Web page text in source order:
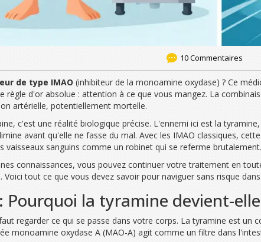
10 Commentaires
de type IMAO (inhibiteur de la monoamine oxydase) ? Ce
règle d'or absolue : attention à ce que vous mangez. La
artérielle, potentiellement mortelle.
c'est une réalité biologique précise. L'ennemi ici est latyramine,
avant qu'elle ne fasse du mal. Avec les IMAO classiques,
vaisseaux sanguins comme un robinet qui se referme brutalement.
connaissances, vous pouvez continuer votre traitement en
Voici tout ce que vous devez savoir pour naviguer sans risque
Pourquoi la tyramine devient-
regarder ce qui se passe dans votre corps. La tyramine est
monoamine oxydase A (MAO-A) agit comme un filtre dans